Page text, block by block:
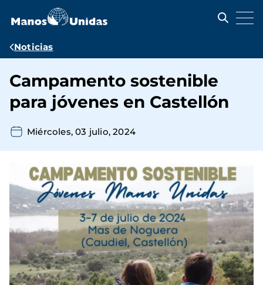
contenido
Ruta
navegación
Noticias
Campamento sostenible
para jóvenes en Castellón
Miércoles, 03 julio, 2024